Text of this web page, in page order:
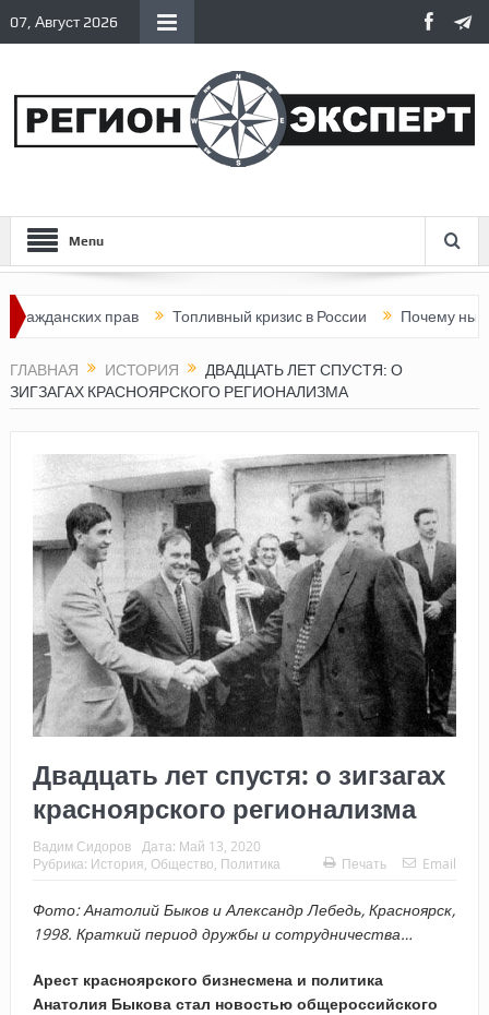
07, Август 2026
Menu
прав Топливный кризис в России Почему нынешняя
ГЛАВНАЯ ИСТОРИЯ
ДВАДЦАТЬ ЛЕТ СПУСТЯ: О
ЗИГЗАГАХ КРАСНОЯРСКОГО РЕГИОНАЛИЗМА
Двадцать лет спустя: о зигзагах
красноярского регионализма
Вадим Сидоров Дата: Май 13, 2020
Рубрика: История Общество Политика Печать Email
Фото: Анатолий Быков и Александр Лебедь, Красноярск,
1998. Краткий период дружбы и сотрудничества…
Арест красноярского бизнесмена и политика
Анатолия Быкова стал новостью общероссийского